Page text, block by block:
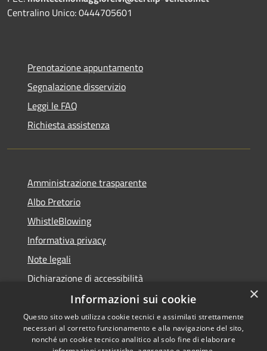
Centralino Unico: 0444705601
Prenotazione appuntamento
Segnalazione disservizio
Leggi le FAQ
Richiesta assistenza
Amministrazione trasparente
Albo Pretorio
WhistleBlowing
Informativa privacy
Note legali
Dichiarazione di accessibilità
Copyright © 2026 • Città di
×
Informazioni sui cookie
Questo sito web utilizza cookie tecnici e assimilati strettamente
necessari al corretto funzionamento e alla navigazione del sito,
nonché un cookie tecnico analitico al solo fine di elaborare